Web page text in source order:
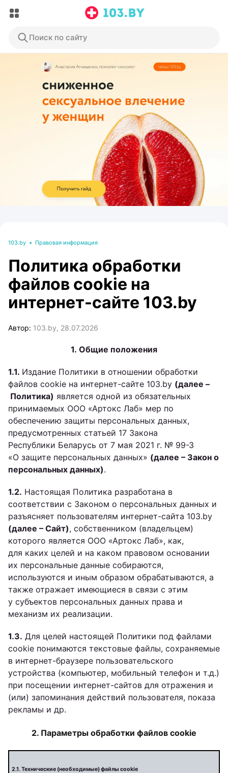
Поиск по сайту
ЭФФЕКТИВНАЯ РЕКЛАМА НА САЙТЕ
103.by • Правовая информация
Политика обработки
файлов cookie на
интернет-сайте 103.by
Автор: 103.by, 28.07.2026
1. Общие положения
1.1. Издание Политики в отношении обработки
файлов cookie на интернет-сайте 103.by (далее –
Политика) является одной из обязательных
принимаемых ООО «Артокс Лаб» мер по
обеспечению защиты персональных данных,
предусмотренных статьей 17 Закона
Республики Беларусь от 7 мая 2021 г. № 99-З
«О защите персональных данных» (далее – Закон о
персональных данных).
1.2. Настоящая Политика разработана в
соответствии с Законом о персональных данных и
разъясняет пользователям интернет-сайта 103.by
(далее – Сайт), собственником (владельцем)
которого является ООО «Артокс Лаб», как,
для каких целей и на каком правовом основании
их персональные данные собираются,
используются и иным образом обрабатываются, а
также отражает имеющиеся в связи с этим
у субъектов персональных данных права и
механизм их реализации.
1.3. Для целей настоящей Политики под файлами
cookie понимаются текстовые файлы, сохраняемые
в интернет-браузере пользовательского
устройства (компьютер, мобильный телефон и т.д.)
при посещении интернет-сайтов для отражения и
(или) запоминания действий пользователя, показа
рекламы и др.
2. Параметры обработки файлов cookie
2.1. Технические (необходимые) файлы cookie